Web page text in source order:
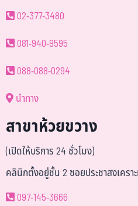
02-377-3480
081-940-9595
088-088-0294
นำทาง
สาขาห้วยขวาง
(เปิดให้บริการ 24 ชั่วโมง)
คลินิกตั้งอยู่ชั้น 2 ซอยประชาสงเครา
097-145-3666